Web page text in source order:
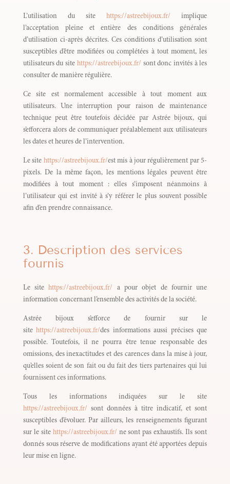
L’utilisation du sitehttps://astreebijoux.fr/ implique
l’acceptation pleine et entière des conditions générales
d’utilisation ci-après décrites. Ces conditions d’utilisation sont
susceptibles d’être modifiées ou complétées à tout moment, les
utilisateurs du site https://astreebijoux.fr/ sont donc invités à les
consulter de manière régulière.
Ce site est normalement accessible à tout moment aux
utilisateurs. Une interruption pour raison de maintenance
technique peut être toutefois décidée par Astrée bijoux, qui
s’efforcera alors de communiquer préalablement aux utilisateurs
les dates et heures de l’intervention.
Le site https://astreebijoux.fr/est mis à jour régulièrement par 5-
pixels. De la même façon, les mentions légales peuvent être
modifiées à tout moment : elles s’imposent néanmoins à
l’utilisateur qui est invité à s’y référer le plus souvent possible
afin d’en prendre connaissance.
3. Description des services
fournis
Le sitehttps://astreebijoux.fr/ a pour objet de fournir une
information concernant l’ensemble des activités de la société.
Astrée bijoux s’efforce de fournir sur le
site https://astreebijoux.fr/des informations aussi précises que
possible. Toutefois, il ne pourra être tenue responsable des
omissions, des inexactitudes et des carences dans la mise à jour,
qu’elles soient de son fait ou du fait des tiers partenaires qui lui
fournissent ces informations.
Tous les informations indiquées sur le site
https://astreebijoux.fr/ sont données à titre indicatif, et sont
susceptibles d’évoluer. Par ailleurs, les renseignements figurant
sur le site https://astreebijoux.fr/ ne sont pas exhaustifs. Ils sont
donnés sous réserve de modifications ayant été apportées depuis
leur mise en ligne.